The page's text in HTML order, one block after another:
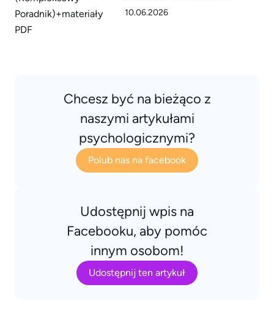
10.06.2026
Chcesz być na bieżąco z
naszymi artykułami
psychologicznymi?
Polub nas na facebook
Udostępnij wpis na
Facebooku, aby pomóc
innym osobom!
Udostępnij ten artykuł